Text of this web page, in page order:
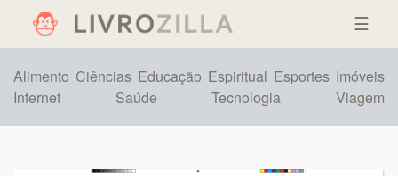
☰
Alimento Ciências Educação Espiritual Esportes Imóveis
Internet
Saúde Tecnologia Viagem